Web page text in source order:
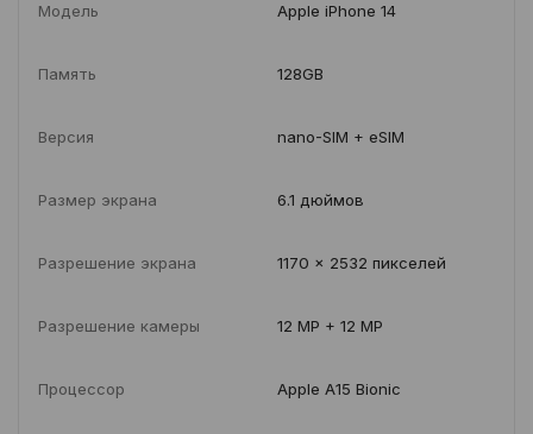
Модель Apple iPhone 14
Память 128GB
Версия nano-SIM + eSIM
Размер экрана 6.1 дюймов
Разрешение экрана 1170 x 2532 пикселей
Разрешение камеры 12 MP + 12 MP
Процессор Apple A15 Bionic